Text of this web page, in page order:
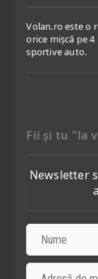
Volan.ro este o
orice mișcă pe
sportive auto.
Fii şi tu "la
Newsletter